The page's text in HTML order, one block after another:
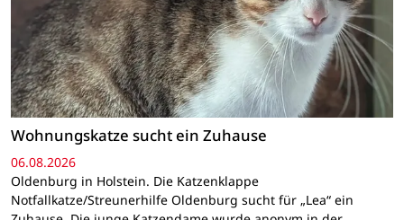
Wohnungskatze sucht ein Zuhause
06.08.2026
Oldenburg in Holstein. Die Katzenklappe
Notfallkatze/Streunerhilfe Oldenburg sucht für „Lea“ ein